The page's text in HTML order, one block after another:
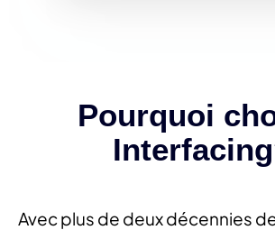
Pourquoi
Avec plus de deux décennies